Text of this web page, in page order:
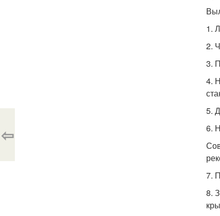
1.
2.
3.
4.
5.
6.
7.
8.
⇦